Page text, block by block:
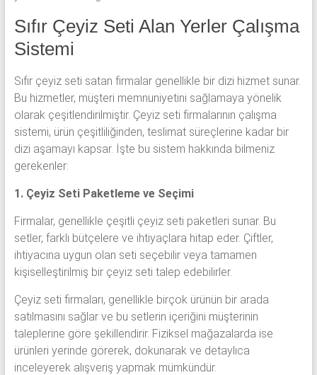
Sıfır Çeyiz Seti Alan Yerler Çalışma
Sistemi
Sıfır çeyiz seti satan firmalar genellikle bir dizi hizmet sunar.
Bu hizmetler, müşteri memnuniyetini sağlamaya yönelik
olarak çeşitlendirilmiştir. Çeyiz seti firmalarının çalışma
sistemi, ürün çeşitliliğinden, teslimat süreçlerine kadar bir
dizi aşamayı kapsar. İşte bu sistem hakkında bilmeniz
gerekenler:
1. Çeyiz Seti Paketleme ve Seçimi
Firmalar, genellikle çeşitli çeyiz seti paketleri sunar. Bu
setler, farklı bütçelere ve ihtiyaçlara hitap eder. Çiftler,
ihtiyacına uygun olan seti seçebilir veya tamamen
kişiselleştirilmiş bir çeyiz seti talep edebilirler.
Çeyiz seti firmaları, genellikle birçok ürünün bir arada
satılmasını sağlar ve bu setlerin içeriğini müşterinin
taleplerine göre şekillendirir. Fiziksel mağazalarda ise
ürünleri yerinde görerek, dokunarak ve detaylıca
inceleyerek alışveriş yapmak mümkündür.